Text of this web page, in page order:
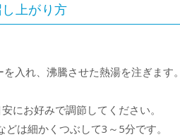
上がり方
入れ、沸騰させた熱湯を注ぎます。
にお好みで調節してください。
は細かくつぶして3～5分です。